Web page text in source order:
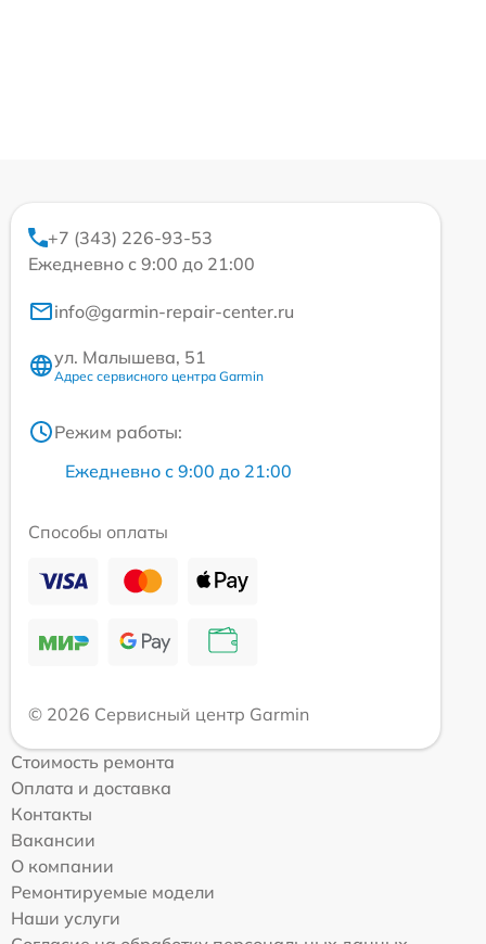
+7 (343) 226-93-53
Ежедневно с 9:00 до 21:00
info@garmin-repair-center.ru
ул. Малышева, 51
Адрес сервисного центра Garmin
Режим работы:
Ежедневно с 9:00 до 21:00
Способы оплаты
© 2026 Сервисный центр Garmin
Стоимость ремонта
Оплата и доставка
Контакты
Вакансии
О компании
Ремонтируемые модели
Наши услуги